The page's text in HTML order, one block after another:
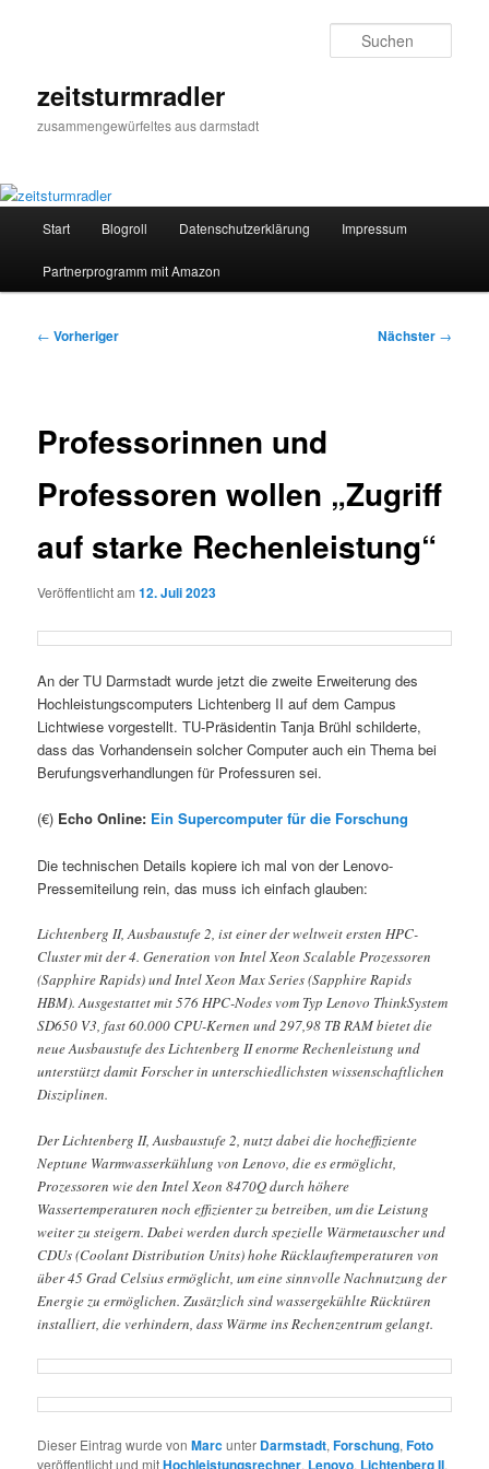
zeitsturmradler
zusammengewürfeltes aus darmstadt
Start Blogroll Datenschutzerklärung Impressum
Partnerprogramm mit Amazon
Beitragsnavigation
← Vorheriger Nächster →
Professorinnen und
Professoren wollen „Zugriff
auf starke Rechenleistung“
Veröffentlicht am12. Juli 2023
An der TU Darmstadt wurde jetzt die zweite Erweiterung des
Hochleistungscomputers Lichtenberg II auf dem Campus
Lichtwiese vorgestellt. TU-Präsidentin Tanja Brühl schilderte,
dass das Vorhandensein solcher Computer auch ein Thema bei
Berufungsverhandlungen für Professuren sei.
(€) Echo Online: Ein Supercomputer für die Forschung
Die technischen Details kopiere ich mal von der Lenovo-
Pressemiteilung rein, das muss ich einfach glauben:
Lichtenberg II, Ausbaustufe 2, ist einer der weltweit ersten HPC-
Cluster mit der 4. Generation von Intel Xeon Scalable Prozessoren
(Sapphire Rapids) und Intel Xeon Max Series (Sapphire Rapids
HBM). Ausgestattet mit 576 HPC-Nodes vom Typ Lenovo ThinkSystem
SD650 V3, fast 60.000 CPU-Kernen und 297,98 TB RAM bietet die
neue Ausbaustufe des Lichtenberg II enorme Rechenleistung und
unterstützt damit Forscher in unterschiedlichsten wissenschaftlichen
Disziplinen.
Der Lichtenberg II, Ausbaustufe 2, nutzt dabei die hocheffiziente
Neptune Warmwasserkühlung von Lenovo, die es ermöglicht,
Prozessoren wie den Intel Xeon 8470Q durch höhere
Wassertemperaturen noch effizienter zu betreiben, um die Leistung
weiter zu steigern. Dabei werden durch spezielle Wärmetauscher und
CDUs (Coolant Distribution Units) hohe Rücklauftemperaturen von
über 45 Grad Celsius ermöglicht, um eine sinnvolle Nachnutzung der
Energie zu ermöglichen. Zusätzlich sind wassergekühlte Rücktüren
installiert, die verhindern, dass Wärme ins Rechenzentrum gelangt.
Dieser Eintrag wurde vonMarcunter Darmstadt,Forschung,Foto
veröffentlicht und mitHochleistungsrechner, Lenovo, Lichtenberg II,